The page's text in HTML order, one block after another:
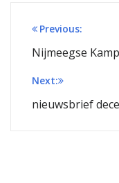
Bericht
navigatie
Previous:
Nijmeegse
Next:
nieuwsbrief